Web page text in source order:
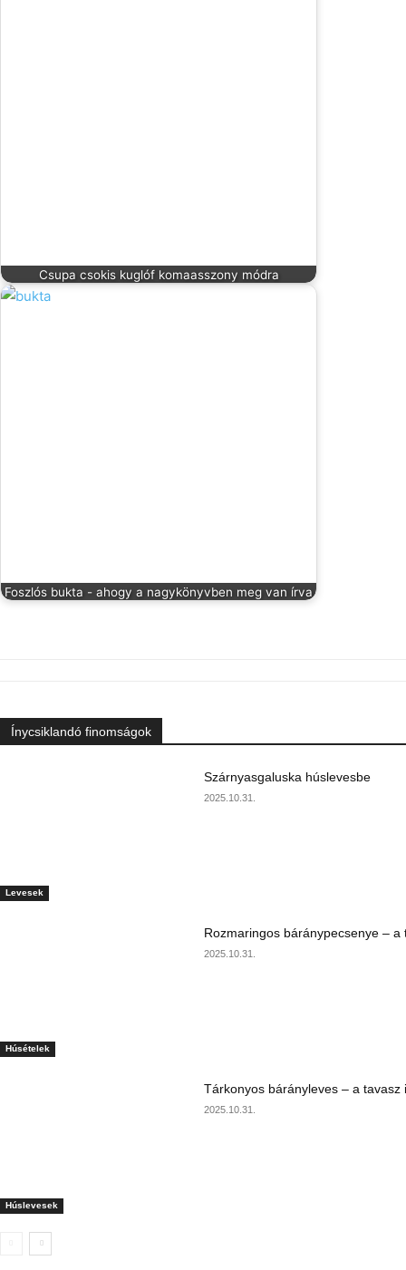
Csupa csokis kuglóf komaasszony módra
Foszlós bukta - ahogy a nagykönyvben meg van írva
Ínycsiklandó finomságok
Levesek
Szárnyasgaluska húslevesbe
2025.10.31.
Húsételek
Rozmaringos báránypecsenye – a
2025.10.31.
Húslevesek
Tárkonyos bárányleves – a tavasz
2025.10.31.